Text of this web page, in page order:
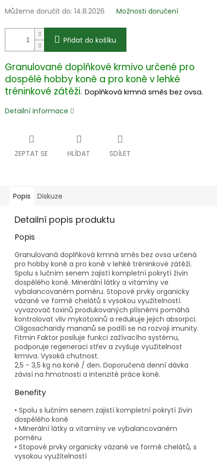
Můžeme doručit do: 14.8.2026 Možnosti doručení
Přidat do košíku
Granulované doplňkové krmivo určené pro
dospělé hobby koně a pro koně v lehké
tréninkové zátěži. Doplňková krmná směs bez ovsa.
Detailní informace
ZEPTAT SE HLÍDAT SDÍLET
Popis Diskuze
Detailní popis produktu
Popis
Granulovaná doplňková krmná směs bez ovsa určená
pro hobby koně a pro koně v lehké tréninkové zátěži.
Spolu s lučním senem zajistí kompletní pokrytí živin
dospělého koně. Minerální látky a vitamíny ve
vybalancovaném poměru. Stopové prvky organicky
vázané ve formě chelátů s vysokou využitelností.
vyvazovač toxinů produkovaných plísněmi pomáhá
kontrolovat vliv mykotoxinů a redukuje jejich absorpci.
Oligosacharidy mananů se podílí se na rozvoji imunity.
Fitmin Faktor posiluje funkci zažívacího systému,
podporuje regeneraci střev a zvyšuje využitelnost
krmiva. Vysoká chutnost.
2,5 - 3,5 kg na koně / den. Doporučená denní dávka
závisí na hmotnosti a intenzitě práce koně.
Benefity
• Spolu s lučním senem zajistí kompletní pokrytí živin
dospělého koně
• Minerální látky a vitamíny ve vybalancovaném
poměru
• Stopové prvky organicky vázané ve formě chelátů, s
vysokou využitelností